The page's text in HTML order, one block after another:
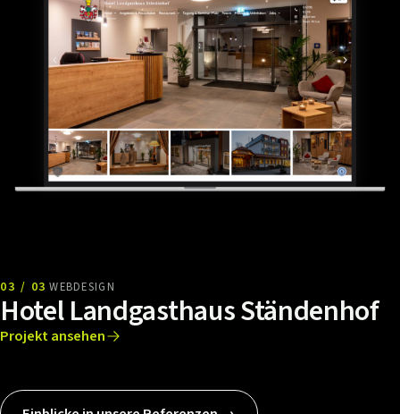
03 / 03 WEBDESIGN
Hotel Landgasthaus Ständenhof
Projekt ansehen